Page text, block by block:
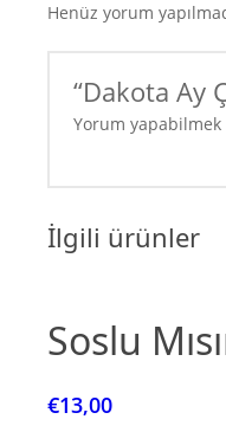
Henüz yorum
“Dakota Ay
Yorum yapabilmek
İlgili ürünler
Soslu
€13,00